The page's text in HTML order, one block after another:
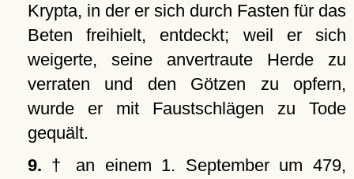
Krypta, in der er sich durch Fasten für das
Beten freihielt, entdeckt; weil er sich
weigerte, seine anvertraute Herde zu
verraten und den Götzen zu opfern,
wurde er mit Faustschlägen zu Tode
gequält.
9. † an einem 1. September um 479,